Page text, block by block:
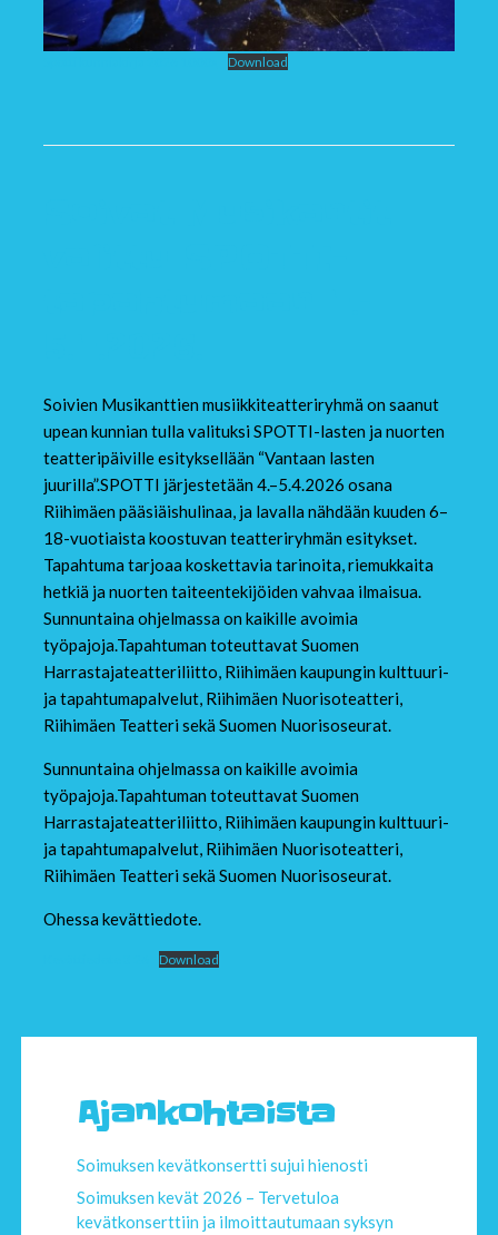
Download
Soivien Musikanttien musiikkiteatteriryhmä on saanut
upean kunnian tulla valituksi SPOTTI-lasten ja nuorten
teatteripäiville esityksellään “Vantaan lasten
juurilla”.SPOTTI järjestetään 4.–5.4.2026 osana
Riihimäen pääsiäishulinaa, ja lavalla nähdään kuuden 6–
18-vuotiaista koostuvan teatteriryhmän esitykset.
Tapahtuma tarjoaa koskettavia tarinoita, riemukkaita
hetkiä ja nuorten taiteentekijöiden vahvaa ilmaisua.
Sunnuntaina ohjelmassa on kaikille avoimia
työpajoja.Tapahtuman toteuttavat Suomen
Harrastajateatteriliitto, Riihimäen kaupungin kulttuuri-
ja tapahtumapalvelut, Riihimäen Nuorisoteatteri,
Riihimäen Teatteri sekä Suomen Nuorisoseurat.
Sunnuntaina ohjelmassa on kaikille avoimia
työpajoja.Tapahtuman toteuttavat Suomen
Harrastajateatteriliitto, Riihimäen kaupungin kulttuuri-
ja tapahtumapalvelut, Riihimäen Nuorisoteatteri,
Riihimäen Teatteri sekä Suomen Nuorisoseurat.
Ohessa kevättiedote.
Download
Ajankohtaista
Soimuksen kevätkonsertti sujui hienosti
Soimuksen kevät 2026 – Tervetuloa
kevätkonserttiin ja ilmoittautumaan syksyn